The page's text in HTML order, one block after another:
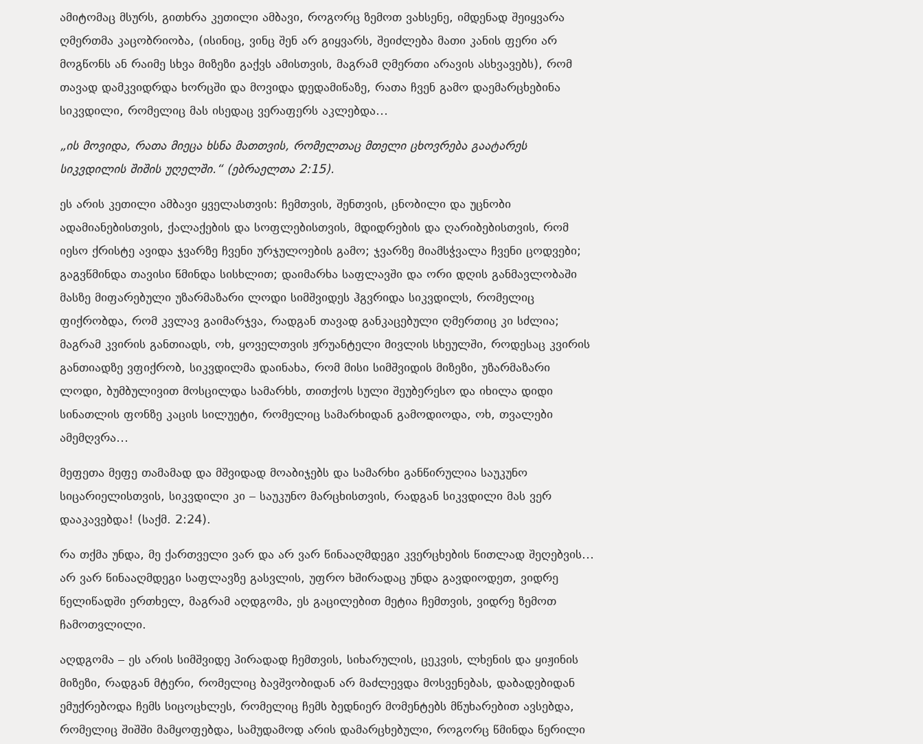
ამიტომაც მსურს, გითხრა კეთილი ამბავი, როგორც ზემოთ ვახსენე, იმდენად შეიყვარა
ღმერთმა კაცობრიობა, (ისინიც, ვინც შენ არ გიყვარს, შეიძლება მათი კანის ფერი არ
მოგწონს ან რაიმე სხვა მიზეზი გაქვს ამისთვის, მაგრამ ღმერთი არავის ასხვავებს), რომ
თავად დამკვიდრდა ხორცში და მოვიდა დედამიწაზე, რათა ჩვენ გამო დაემარცხებინა
სიკვდილი, რომელიც მას ისედაც ვერაფერს აკლებდა…
„ის მოვიდა, რათა მიეცა ხსნა მათთვის, რომელთაც მთელი ცხოვრება გაატარეს
სიკვდილის შიშის უღელში.“ (ებრაელთა2:15).
ეს არის კეთილი ამბავი ყველასთვის: ჩემთვის, შენთვის, ცნობილი და უცნობი
ადამიანებისთვის, ქალაქების და სოფლებისთვის, მდიდრების და ღარიბებისთვის, რომ
იესო ქრისტე ავიდა ჯვარზე ჩვენი ურჯულოების გამო; ჯვარზე მიამსჭვალა ჩვენი ცოდვები;
გაგვწმინდა თავისი წმინდა სისხლით; დაიმარხა საფლავში და ორი დღის განმავლობაში
მასზე მიფარებული უზარმაზარი ლოდი სიმშვიდეს ჰგვრიდა სიკვდილს, რომელიც
ფიქრობდა, რომ კვლავ გაიმარჯვა, რადგან თავად განკაცებული ღმერთიც კი სძლია;
მაგრამ კვირის განთიადს, ოხ, ყოველთვის ჟრუანტელი მივლის სხეულში, როდესაც კვირის
განთიადზე ვფიქრობ, სიკვდილმა დაინახა, რომ მისი სიმშვიდის მიზეზი, უზარმაზარი
ლოდი, ბუმბულივით მოსცილდა სამარხს, თითქოს სული შეუბერესო და იხილა დიდი
სინათლის ფონზე კაცის სილუეტი, რომელიც სამარხიდან გამოდიოდა, ოხ, თვალები
ამემღვრა…
მეფეთა მეფე თამამად და მშვიდად მოაბიჯებს და სამარხი განწირულია საუკუნო
სიცარიელისთვის, სიკვდილი კი – საუკუნო მარცხისთვის, რადგან სიკვდილი მას ვერ
დააკავებდა! (საქმ. 2:24).
რა თქმა უნდა, მე ქართველი ვარ და არ ვარ წინააღმდეგი კვერცხების წითლად შეღებვის…
არ ვარ წინააღმდეგი საფლავზე გასვლის, უფრო ხშირადაც უნდა გავდიოდეთ, ვიდრე
წელიწადში ერთხელ, მაგრამ აღდგომა, ეს გაცილებით მეტია ჩემთვის, ვიდრე ზემოთ
ჩამოთვლილი.
აღდგომა – ეს არის სიმშვიდე პირადად ჩემთვის, სიხარულის, ცეკვის, ლხენის და ყიჟინის
მიზეზი, რადგან მტერი, რომელიც ბავშვობიდან არ მაძლევდა მოსვენებას, დაბადებიდან
ემუქრებოდა ჩემს სიცოცხლეს, რომელიც ჩემს ბედნიერ მომენტებს მწუხარებით ავსებდა,
რომელიც შიშში მამყოფებდა, სამუდამოდ არის დამარცხებული, როგორც წმინდა წერილი